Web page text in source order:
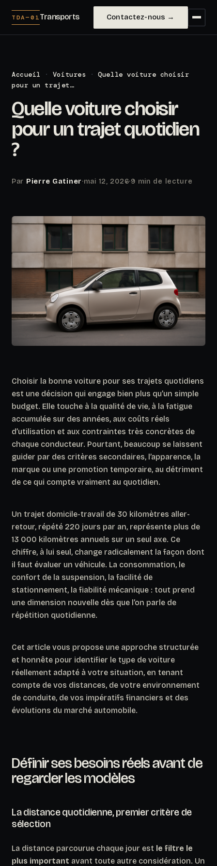
TDA—01Transports Contactez-nous →
Accueil · Voitures ·
Quelle voiture choisir
pour un trajet…
Quelle voiture choisir
pour un trajet quotidien
?
Par Pierre Gatiner·mai 12, 2026·9 min de lecture
Choisir la bonne voiture pour ses trajets quotidiens
est une décision qui engage bien plus qu’un simple
budget. Elle touche à la qualité de vie, à la fatigue
accumulée sur des années, aux coûts réels
d’utilisation et aux contraintes très concrètes de
chaque conducteur. Pourtant, beaucoup se laissent
guider par des critères secondaires, l’apparence, la
marque ou une promotion temporaire, au détriment
de ce qui compte vraiment au quotidien.
Un trajet domicile-travail de 30 kilomètres aller-
retour, répété 220 jours par an, représente plus de
13 000 kilomètres annuels sur un seul axe. Ce
chiffre, à lui seul, change radicalement la façon dont
il faut évaluer un véhicule. La consommation, le
confort de la suspension, la facilité de
stationnement, la fiabilité mécanique : tout prend
une dimension nouvelle dès que l’on parle de
répétition quotidienne.
Cet article vous propose une approche structurée
et honnête pour identifier le type de voiture
réellement adapté à votre situation, en tenant
compte de vos distances, de votre environnement
de conduite, de vos impératifs financiers et des
évolutions du marché automobile.
Définir ses besoins réels avant de
regarder les modèles
La distance quotidienne, premier critère de
sélection
La distance parcourue chaque jour est le filtre le
plus important avant toute autre considération. Un